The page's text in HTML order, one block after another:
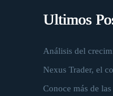
Ultimos
Análisis del
Nexus Trader, el
Conoce más de